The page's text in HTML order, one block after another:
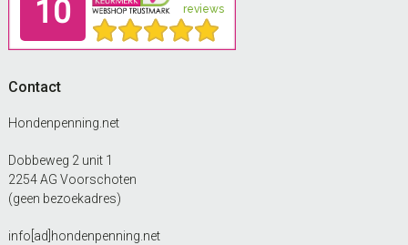
Contact
Hondenpenning.net
Dobbeweg 2 unit 1
2254 AG Voorschoten
(geen bezoekadres)
info[ad]hondenpenning.net